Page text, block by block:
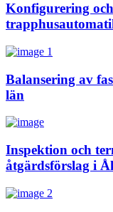
Konfigurering
Balansering av
län
Inspektion och
åtgärdsförslag i